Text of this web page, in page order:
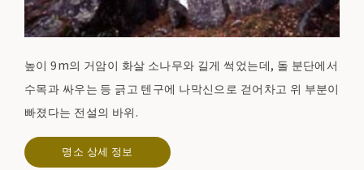
높이 9m의 거암이 화살 소나무와 길게 썩었는데, 돌 분단에서
수목과 싸우는 등 긁고 텐구에 나막신으로 걷어차고 위 부분이
빠졌다는 전설의 바위.
명소 상세 정보